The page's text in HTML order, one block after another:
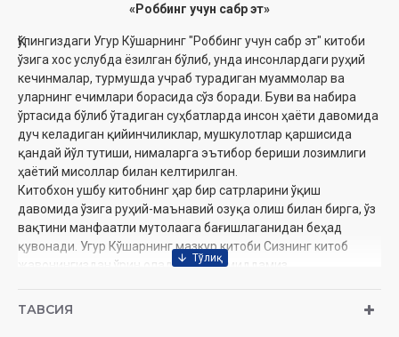
«Роббинг учун сабр эт»
Қўлингиздаги Угур Кўшарнинг "Роббинг учун сабр эт" китоби
ўзига хос услубда ёзилган бўлиб, унда инсонлардаги руҳий
кечинмалар, турмушда учраб турадиган муаммолар ва
уларнинг ечимлари борасида сўз боради. Буви ва набира
ўртасида бўлиб ўтадиган суҳбатларда инсон ҳаёти давомида
дуч келадиган қийинчиликлар, мушкулотлар қаршисида
қандай йўл тутиши, нималарга эътибор бериши лозимлиги
ҳаётий мисоллар билан келтирилган.
Китобхон ушбу китобнинг ҳар бир сатрларини ўқиш
давомида ўзига руҳий-маънавий озуқа олиш билан бирга, ўз
вақтини манфаатли мутолаага бағишлаганидан беҳад
қувонади. Угур Кўшарнинг мазкур китоби Сизнинг китоб
жавонингиздан ўрин олади деган умиддамиз.
ТАВСИЯ